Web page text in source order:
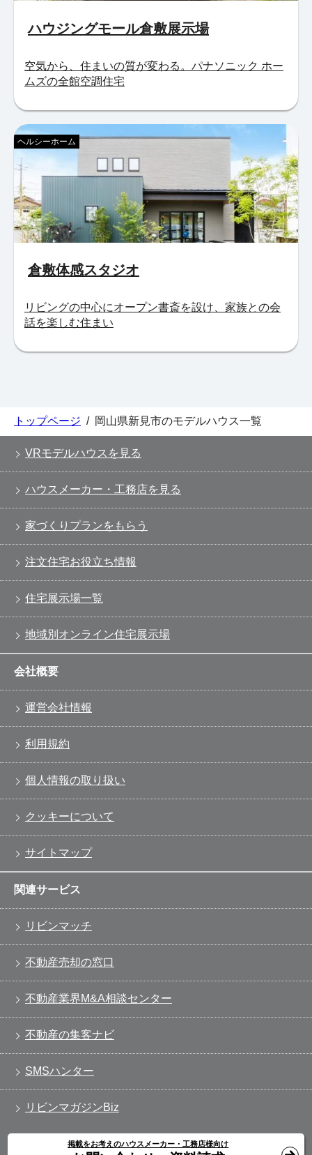
ハウジングモール倉敷展示場
空気から、住まいの質が変わる。パナソニック ホー
ムズの全館空調住宅
倉敷体感スタジオ
ヘルシーホーム
リビングの中心にオープン書斎を設け、家族との会
話を楽しむ住まい
トップページ / 岡山県新見市のモデルハウス一覧
VRモデルハウスを見る
ハウスメーカー・工務店を見る
家づくりプランをもらう
注文住宅お役立ち情報
住宅展示場一覧
地域別オンライン住宅展示場
会社概要
運営会社情報
利用規約
個人情報の取り扱い
クッキーについて
サイトマップ
関連サービス
リビンマッチ
不動産売却の窓口
不動産業界M&A相談センター
不動産の集客ナビ
SMSハンター
リビンマガジンBiz
掲載をお考えのハウスメーカー・工務店様向け